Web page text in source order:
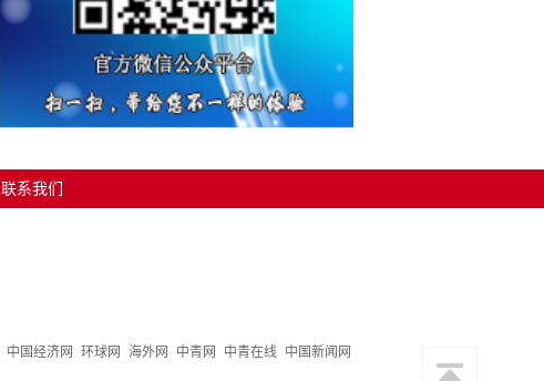
联系我们
中国经济网 环球网 海外网 中青网 中青在线
中国新闻网